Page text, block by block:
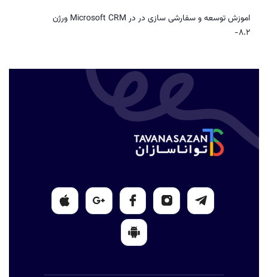
اموزش توسعه و سفارشی سازی در در Microsoft CRM ورژن
8.2-